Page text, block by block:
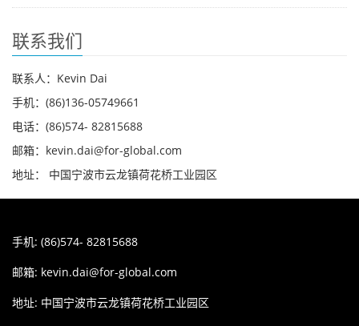
联系我们
联系人：Kevin Dai
手机：(86)136-05749661
电话：(86)574- 82815688
邮箱：kevin.dai@for-global.com
地址： 中国宁波市云龙镇荷花桥工业园区
手机: (86)574- 82815688
邮箱: kevin.dai@for-global.com
地址: 中国宁波市云龙镇荷花桥工业园区